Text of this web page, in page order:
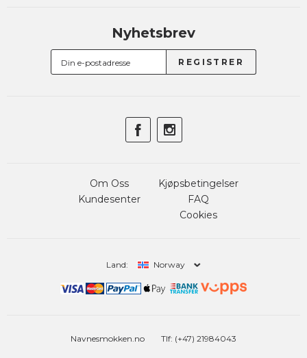
Nyhetsbrev
Om Oss
Kundesenter
Kjøpsbetingelser
FAQ
Cookies
Land: Norway
Navnesmokken.no Tlf: (+47) 21984043